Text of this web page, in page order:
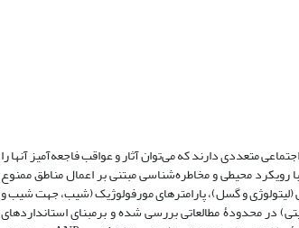
متعددی دارند که می‌توان آثار و عواقب فاجعه‌آمیز آنها را
محیطی و مخاطره‌شناسی مبتنی بر اعمال مناطق ممنوع
و گسل)، پارامترهای مورفولوژیک (شیب، جهت شیب و
در محدودۀ مطالعاتی بررسی شده و برمبنای استانداردهای